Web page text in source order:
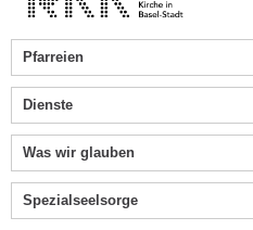
Pfarreien
Dienste
Was wir glauben
Spezialseelsorge